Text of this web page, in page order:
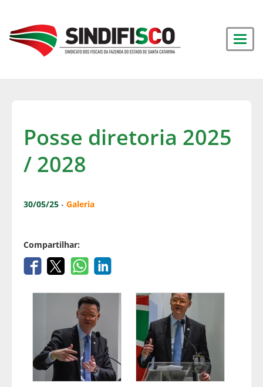
Posse diretoria 2025
/ 2028
30/05/25 - Galeria
Compartilhar: